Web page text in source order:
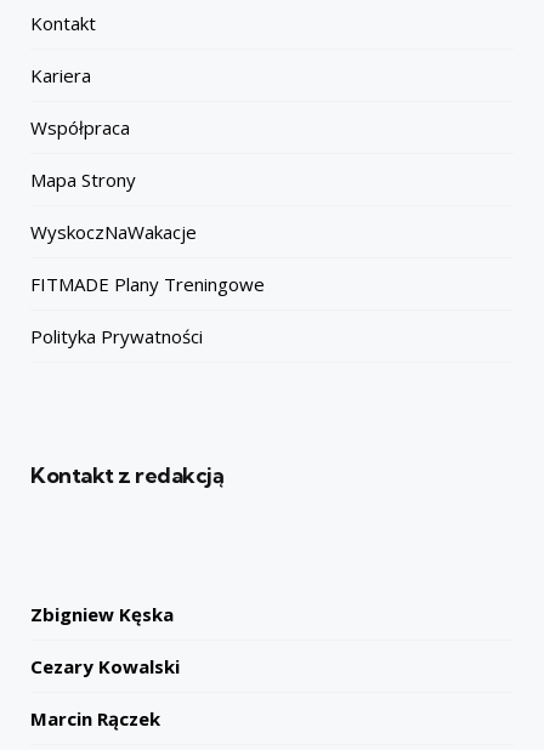
Kontakt
Kariera
Współpraca
Mapa Strony
WyskoczNaWakacje
FITMADE Plany Treningowe
Polityka Prywatności
Kontakt z redakcją
Zbigniew Kęska
Cezary Kowalski
Marcin Rączek